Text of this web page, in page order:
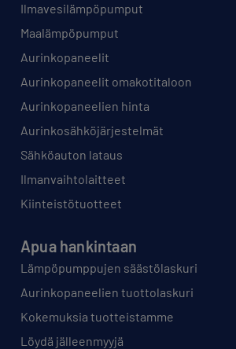
Ilmavesilämpöpumput
Maalämpöpumput
Aurinkopaneelit
Aurinkopaneelit omakotitaloon
Aurinkopaneelien hinta
Aurinkosähköjärjestelmät
Sähköauton lataus
Ilmanvaihtolaitteet
Kiinteistötuotteet
Apua hankintaan
Lämpöpumppujen säästölaskuri
Aurinkopaneelien tuottolaskuri
Kokemuksia tuotteistamme
Löydä jälleenmyyjä